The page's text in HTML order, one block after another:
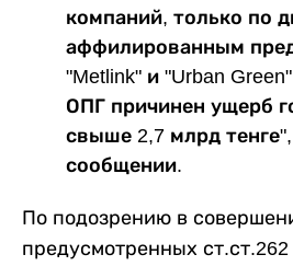
компаний, только по
аффилированным
"Metlink" и "Urban
ОПГ причинен ущерб
свыше 2,7 млрд
сообщении.
По подозрению в
предусмотренных ст.ст.262